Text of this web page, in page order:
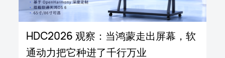
HDC2026 观察：当鸿蒙走出屏幕，软
通动力把它种进了千行万业